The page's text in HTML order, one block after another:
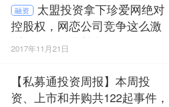
融资
太盟投资拿下珍爱网绝对
控股权，网恋公司竞争这么激
烈，可你还是单身
2017年11月21日
【私募通投资周报】本周投
资、上市和并购共122起事件，